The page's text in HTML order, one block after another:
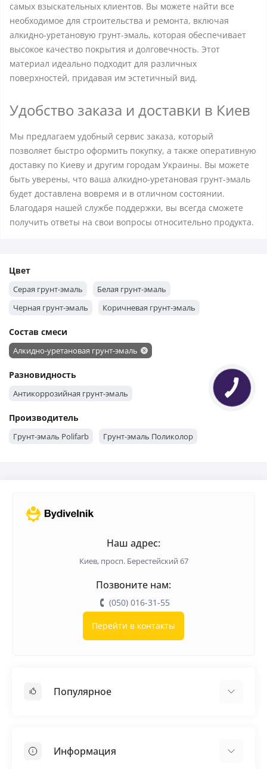
самых взыскательных клиентов. Вы можете найти все
необходимое для строительства и ремонта, включая
алкидно-уретановую грунт-эмаль, которая обеспечивает
высокое качество покрытия и долговечность. Этот
материал идеально подходит для различных
поверхностей, придавая им эстетичный вид.
Удобство заказа и доставки в Киев
Мы предлагаем удобный сервис заказа, который
позволяет быстро оформить покупку, а также оперативную
доставку по Киеву и другим городам Украины. Вы можете
быть уверены, что ваша алкидно-уретановая грунт-эмаль
будет доставлена вовремя и в отличном состоянии.
Благодаря нашей службе поддержки, вы всегда сможете
получить ответы на свои вопросы относительно продукта.
Цвет
Серая грунт-эмаль
Белая грунт-эмаль
Черная грунт-эмаль
Коричневая грунт-эмаль
Состав смеси
Алкидно-уретановая грунт-эмаль
Разновидность
Антикоррозийная грунт-эмаль
Производитель
Грунт-эмаль Polifarb Грунт-эмаль Поликолор
Наш адрес:
Киев, просп. Берестейский 67
Позвоните нам:
(050) 016-31-55
Перейти в контакты
Популярное
Самовыравнивающая смесь
Информация